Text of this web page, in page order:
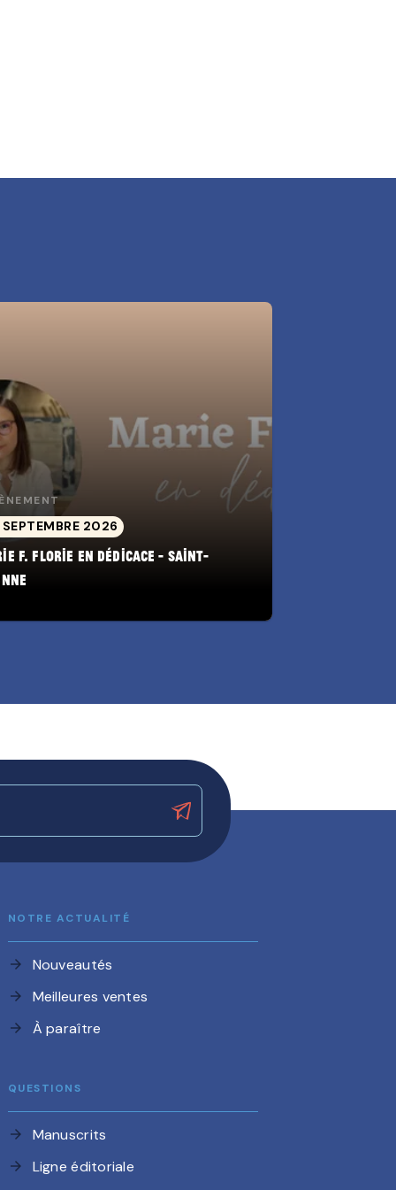
2026
F. Florie en dédicace - Saint-
NOTRE ACTUALITÉ
arrow_forward Nouveautés
arrow_forward Meilleures ventes
arrow_forward À paraître
QUESTIONS
arrow_forward Manuscrits
arrow_forward Ligne éditoriale